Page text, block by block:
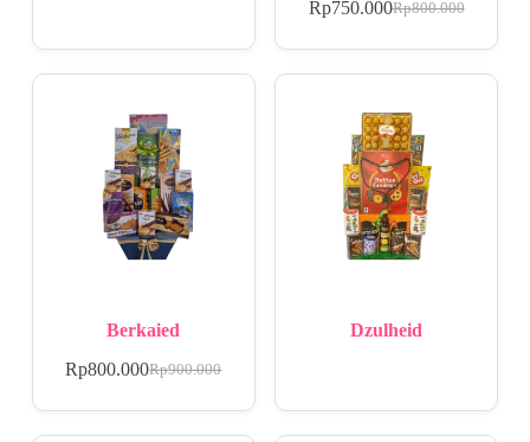
Rp800.000
Rp750.000
Berkaied
Rp900.000
Rp800.000
Dzulheid